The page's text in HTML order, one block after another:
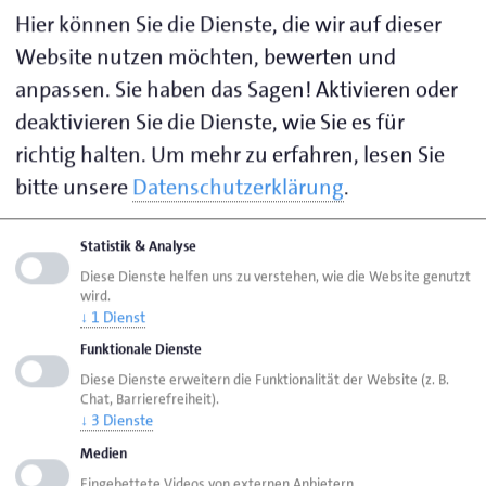
berichtete Valentien. Geschäftsführer Karl Frerichs
führte die 16 Teilnehmenden durch das
Firmengebäude. Die neuen Hallen wurden vor vier
Jahren für 1,8 Millionen Euro auf einer Fläche von
2000 Quadratmetern neu errichtet. Ein Meilenstein
für das Unternehmen in der 18-jährigen
Firmengeschichte. Durch die große Nachfrage nach
hochwertigen werbetechnischen Dienstleistungen
konnte sich das 24-köpfige Mitarbeiterteam einen
breiten Kundenstamm aufbauen. Dabei setzt der
Betrieb auf drei Standbeine: klassische Werbetechnik,
Textilveredelung und Vertrieb.
Beeindruckt waren die Gäste unter anderem von den
3D-Druckverfahren. Mit unterschiedlichen Techniken
können individuelle Werbelösungen von filigranen
Hier können Sie die Dienste, die wir auf dieser
Website nutzen möchten, bewerten und
anpassen. Sie haben das Sagen! Aktivieren oder
deaktivieren Sie die Dienste, wie Sie es für
richtig halten. Um mehr zu erfahren, lesen Sie
bitte unsereDatenschutzerklärung.
Statistik & Analyse
Diese Dienste helfen uns zu verstehen, wie die Website genutzt
wird.
↓ 1 Dienst
Funktionale Dienste
Diese Dienste erweitern die Funktionalität der Website (z. B.
Chat, Barrierefreiheit).
↓ 3 Dienste
Medien